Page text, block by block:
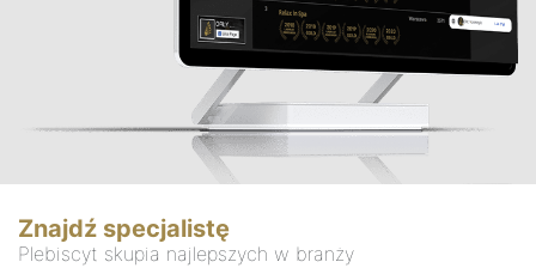
Znajdź specjalistę
Plebiscyt skupia najlepszych w branży